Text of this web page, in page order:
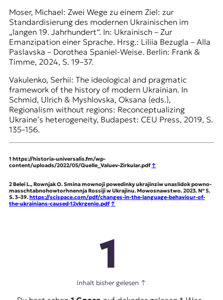
Moser, Michael: Zwei Wege zu einem Ziel: zur
Standardisierung des modernen Ukrainischen im
„langen 19. Jahrhundert“. In: Ukrainisch – Zur
Emanzipation einer Sprache. Hrsg.: Liliia Bezugla – Alla
Paslavska – Dorothea Spaniel-Weise. Berlin: Frank &
Timme, 2024, S. 19–37.
Vakulenko, Serhii: The ideological and pragmatic
framework of the history of modern Ukrainian. In
Schmid, Ulrich & Myshlovska, Oksana (eds.),
Regionalism without regions: Reconceptualizing
Ukraine’s heterogeneity, Budapest: CEU Press, 2019, S.
135–156.
1 https://historia-universalis.fm/wp-
content/uploads/2022/05/Quelle_Valuev-Zirkular.pdf↑
2Belei L., Rownjak O. Smina mownoji powedinky ukrajinziw unaslidok powno-
masschtabnohowtorhnennja Rossiji w Ukrajinu. Mowosnawstwo. 2023. № 5.
S. 3–39. https://scispace.com/pdf/changes-in-the-language-behaviour-of-
the-ukrainians-caused-12vkrgenio.pdf ↑
1
Inhalt bisher gelesen ↑